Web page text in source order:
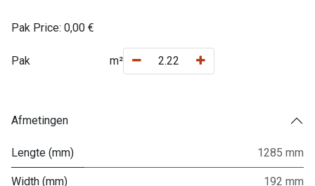
Pak Price: 0,00 €
Pak m²
Afmetingen
Lengte (mm) 1285 mm
Width (mm) 192 mm